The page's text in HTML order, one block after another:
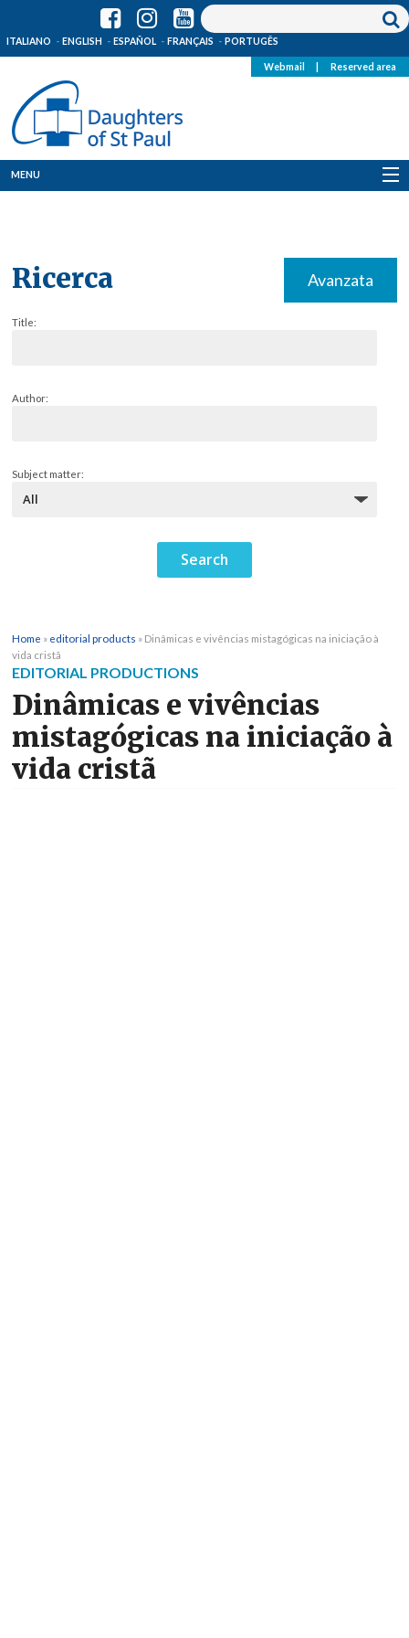
ITALIANO ENGLISH ESPAÑOL FRANÇAIS PORTUGÊS
Webmail Reserved area
MENU
Ricerca Avanzata
Title:
Author:
Subject matter:
Home » editorial products » Dinâmicas e vivências mistagógicas na iniciação à
vida cristã
EDITORIAL PRODUCTIONS
Dinâmicas e vivências
mistagógicas na iniciação à
vida cristã